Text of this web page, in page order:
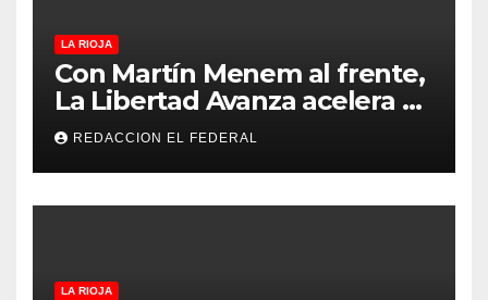
LA RIOJA
Con Martín Menem al frente,
La Libertad Avanza acelera su
despliegue en La Rioja y
desembarcó en Aimogasta
REDACCION EL FEDERAL
LA RIOJA